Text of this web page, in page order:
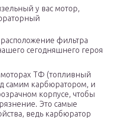
у вас мотор,
фильтра
сегодняшнего героя
ТФ (топливный
самим карбюратором, и
корпусе, чтобы
Это самые
ведь карбюратор